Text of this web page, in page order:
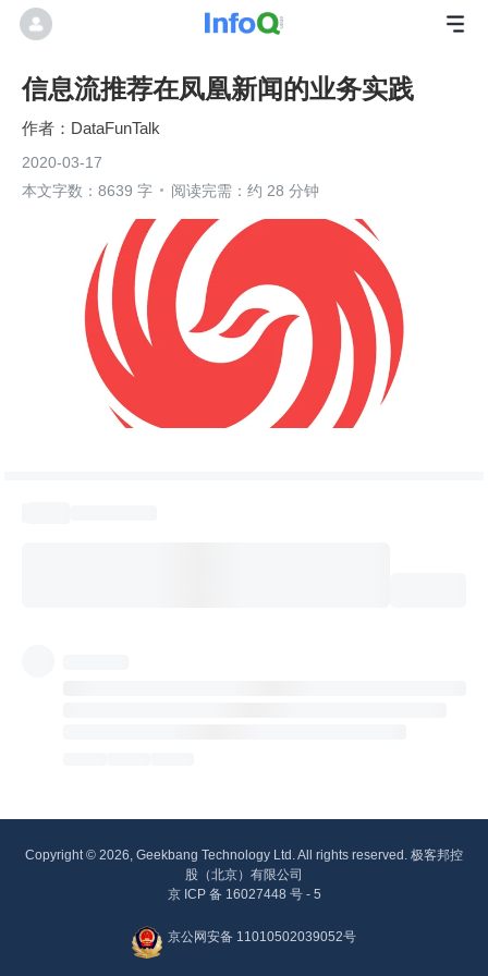
信息流推荐在凤凰新闻的业务实践
DataFunTalk
2020-03-17
本文字数：8639 字
阅读完需：约 28 分钟
Copyright © 2026, Geekbang Technology Ltd. All rights reserved. 极客邦控
股（北京）有限公司
京 ICP 备 16027448 号 - 5
京公网安备 11010502039052号